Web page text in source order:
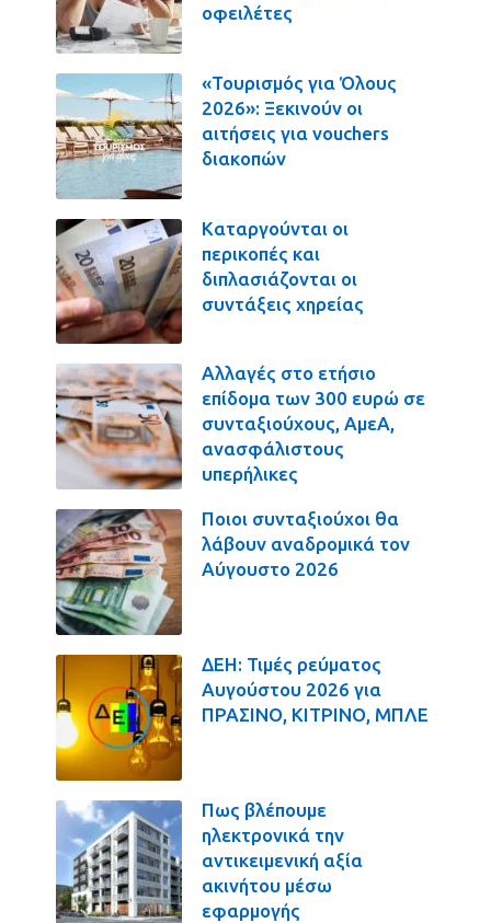
οφειλέτες
«Τουρισμός για Όλους
2026»: Ξεκινούν οι
αιτήσεις για vouchers
διακοπών
Καταργούνται οι
περικοπές και
διπλασιάζονται οι
συντάξεις χηρείας
Αλλαγές στο ετήσιο
επίδομα των 300 ευρώ σε
συνταξιούχους, ΑμεΑ,
ανασφάλιστους
υπερήλικες
Ποιοι συνταξιούχοι θα
λάβουν αναδρομικά τον
Αύγουστο 2026
ΔΕΗ: Τιμές ρεύματος
Αυγούστου 2026 για
ΠΡΑΣΙΝΟ, ΚΙΤΡΙΝΟ, ΜΠΛΕ
Πως βλέπουμε
ηλεκτρονικά την
αντικειμενική αξία
ακινήτου μέσω
εφαρμογής